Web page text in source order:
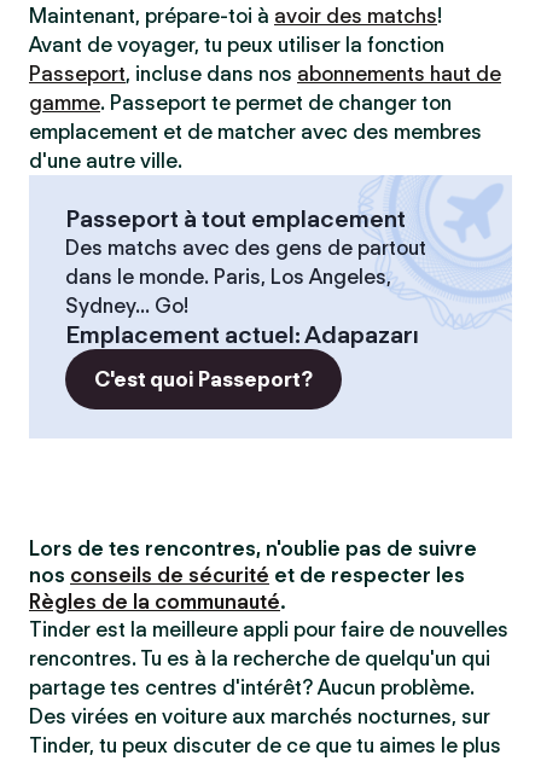
Maintenant, prépare-toi à avoir des matchs!
Avant de voyager, tu peux utiliser la fonction
Passeport, incluse dans nos abonnements haut de
gamme. Passeport te permet de changer ton
emplacement et de matcher avec des membres
d'une autre ville.
Passeport à tout emplacement
Des matchs avec des gens de partout
dans le monde. Paris, Los Angeles,
Sydney... Go!
Emplacement actuel:Adapazarı
C'est quoi Passeport?
Lors de tes rencontres, n'oublie pas de suivre
nos conseils de sécurité et de respecter les
Règles de la communauté.
Tinder est la meilleure appli pour faire de nouvelles
rencontres. Tu es à la recherche de quelqu'un qui
partage tes centres d'intérêt? Aucun problème.
Des virées en voiture aux marchés nocturnes, sur
Tinder, tu peux discuter de ce que tu aimes le plus